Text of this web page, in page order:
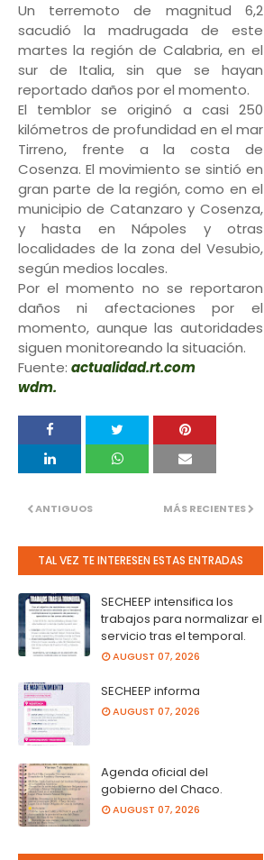
Un terremoto de magnitud 6,2
sacudió la madrugada de este
martes la región de Calabria, en el
sur de Italia, sin que se hayan
reportado daños por el momento.
El temblor se originó a casi 250
kilómetros de profundidad en el mar
Tirreno, frente a la costa de
Cosenza. El movimiento se sintió en
gran parte de la región, como en el
municipio de Catanzaro y Cosenza,
y hasta en Nápoles y otras
localidades de la zona del Vesubio,
según medios locales.
Por el momento no se reportaron
daños ni afectaciones por el
momento, aunque las autoridades
siguen monitoreando la situación.
Fuente: actualidad.rt.com
wdm.
MÁS RECIENTES
ANTIGUOS
TAL VEZ TE INTERESEN ESTAS ENTRADAS
SECHEEP intensifica los
trabajos para normalizar el
servicio tras el temporal.
AUGUST 07, 2026
SECHEEP informa
AUGUST 07, 2026
Agenda oficial del
gobierno del Chaco.
AUGUST 07, 2026